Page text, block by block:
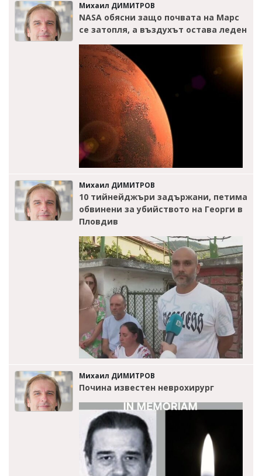
Михаил ДИМИТРОВ
NASA обясни защо почвата на Марс
се затопля, а въздухът остава леден
Михаил ДИМИТРОВ
10 тийнейджъри задържани, петима
обвинени за убийството на Георги в
Пловдив
Михаил ДИМИТРОВ
Почина известен неврохирург